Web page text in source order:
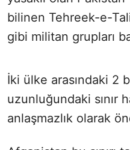
bilinen Tehreek-e-
gibi militan grupları
İki ülke arasındaki 2
uzunluğundaki sınır
anlaşmazlık olarak